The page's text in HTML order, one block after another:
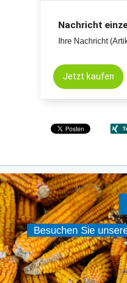
Nachricht
Ihre Nachricht
Jetzt kaufen
Besuchen Sie